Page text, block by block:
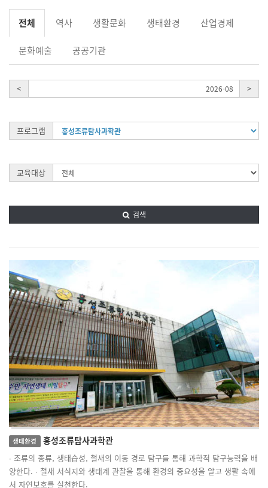
전체 역사 생활문화 생태환경 산업경제
문화예술 공공기관
< 2026-08 >
프로그램
교육대상
검색
생태환경 홍성조류탐사과학관
∙ 조류의 종류, 생태습성, 철새의 이동 경로 탐구를 통해 과학적 탐구능력을 배
양한다. ∙ 철새 서식지와 생태계 관찰을 통해 환경의 중요성을 알고 생활 속에
서 자연보호를 실천한다.